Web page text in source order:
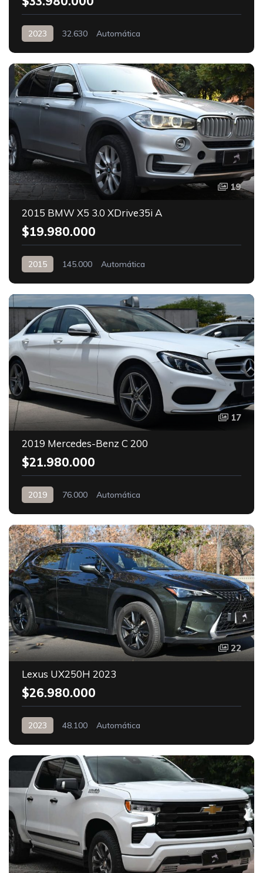
2023 32.630 Automática
19
2015 BMW X5 3.0 XDrive35i A
$19.980.000
2015 145.000 Automática
17
2019 Mercedes-Benz C 200
$21.980.000
2019 76.000 Automática
22
Lexus UX250H 2023
$26.980.000
2023 48.100 Automática